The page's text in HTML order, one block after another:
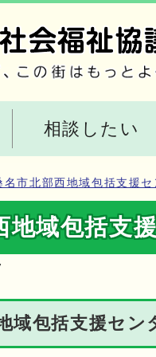
相談したい
名市北部西地域包括支援セ
地域包括支
域包括支援セン